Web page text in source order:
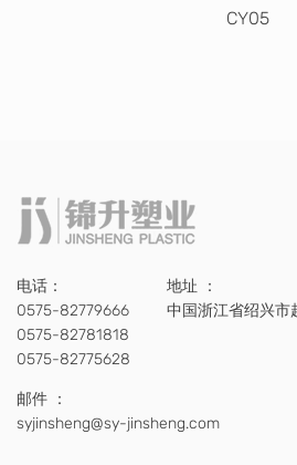
CY05
电话：
0575-82779666
0575-82781818
0575-82775628
地址 ：
中国浙江省绍兴市
邮件 ：
syjinsheng@sy-jinsheng.com